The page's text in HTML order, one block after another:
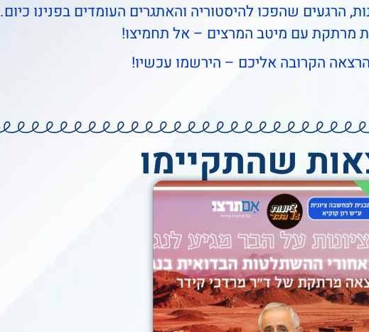
הרגעים שהפכו להיסטוריה והאתגרים העומדים בפנינו כיום.
מרתקת עם מיטב המרצים – אל תחמיצו!
הקרובה אליכם – הירשמו עכשיו!
שהתקיימו
אירוע ציונות על הבר
מגיע לנגב!
19:30